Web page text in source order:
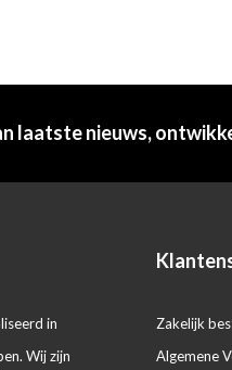
laatste nieuws,
in
Wij zijn
Zakelijk
Algemene